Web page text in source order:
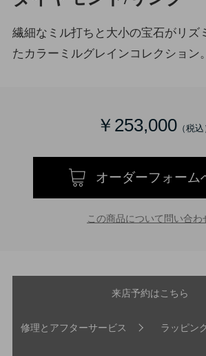
繊細なミル打ちと大小の宝石がリズ
たカラーミルグレインコレクション。
￥253,000
オーダーフォーム
この商品について問い合わ
来店予約はこちら
修理とアフターサービス ラッピン